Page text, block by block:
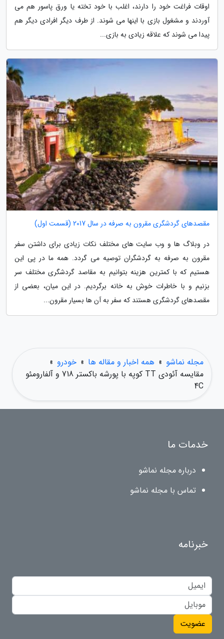
اوقات فراغت خود را دارند، اغلب با خود تخته یا ورق پاسور هم می
آوردند و مشغول بازی با اینها می شوند. از طرف دیگر افرادی دیگر هم
پیدا می شوند که علاقه زیادی به بازی...
مقصدهای گردشگری مقرون به صرفه در سال 2017 (قسمت اول)
در وبلاگ ها و وب سایت های مختلف نکات زیادی برای داشتن سفر
مقرون به صرفه به گردشگران توصیه می گردد. همه ما در پی این
هستیم که با کمترین هزینه بتوانیم به مقاصد گردشگری مختلف سر
بزنیم و با خاطرات خوش به خانه برگردیم. در این میان، بعضی از
مقصدهای گردشگری هستند که سفر به آن ها بسیار مقرون...
مجله نماشو » همه اخبار و مقاله ها » خودرو »
مقایسه آئودی TT کوپه با پورشه باکستر 718 و آلفارومئو
4C
خدمات ما
درباره مجله نماشو
تماس با مجله نماشو
خبرنامه
عضویت